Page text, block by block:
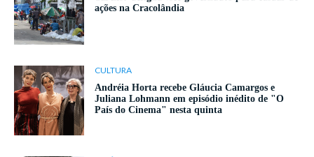
ações na Cracolândia
CULTURA
Andréia Horta recebe Gláucia Camargos e
Juliana Lohmann em episódio inédito de "O
País do Cinema" nesta quinta